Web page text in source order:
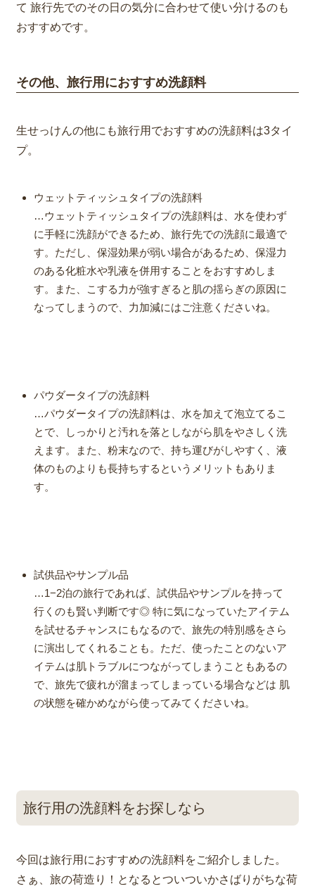
て 旅行先でのその日の気分に合わせて使い分けるのも
おすすめです。
その他、旅行用におすすめ洗顔料
生せっけんの他にも旅行用でおすすめの洗顔料は3タイ
プ。
ウェットティッシュタイプの洗顔料
…ウェットティッシュタイプの洗顔料は、水を使わず
に手軽に洗顔ができるため、旅行先での洗顔に最適で
す。ただし、保湿効果が弱い場合があるため、保湿力
のある化粧水や乳液を併用することをおすすめしま
す。また、こする力が強すぎると肌の揺らぎの原因に
なってしまうので、力加減にはご注意くださいね。
パウダータイプの洗顔料
…パウダータイプの洗顔料は、水を加えて泡立てるこ
とで、しっかりと汚れを落としながら肌をやさしく洗
えます。また、粉末なので、持ち運びがしやすく、液
体のものよりも長持ちするというメリットもありま
す。
試供品やサンプル品
…1−2泊の旅行であれば、試供品やサンプルを持って
行くのも賢い判断です◎ 特に気になっていたアイテム
を試せるチャンスにもなるので、旅先の特別感をさら
に演出してくれることも。ただ、使ったことのないア
イテムは肌トラブルにつながってしまうこともあるの
で、旅先で疲れが溜まってしまっている場合などは 肌
の状態を確かめながら使ってみてくださいね。
旅行用の洗顔料をお探しなら
今回は旅行用におすすめの洗顔料をご紹介しました。
さぁ、旅の荷造り！となるとついついかさばりがちな荷